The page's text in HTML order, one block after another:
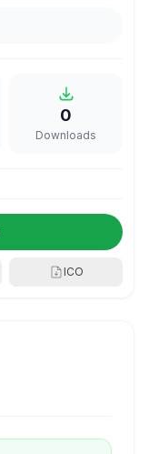
0
Downloads
ICO